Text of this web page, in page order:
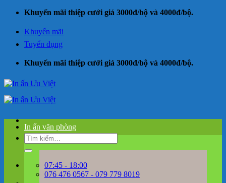
Khuyến mãi thiệp cưới giá 3000đ/bộ và 4000đ/bộ.
Khuyến mãi
Tuyển dụng
Khuyến mãi thiệp cưới giá 3000đ/bộ và 4000đ/bộ.
Tìm
kiếm:
07:45 - 18:00
076 476 0567 - 079 779 8019
In ấn văn phòng